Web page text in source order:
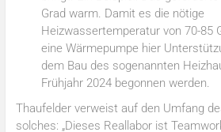
Grad warm. Damit es die nötige
Heizwassertemperatur von 70-85
eine Wärmepumpe hier
dem Bau des sogenannten
Frühjahr 2024 begonnen werden.
Thaufelder verweist auf den Umfang
solches: „Dieses Reallabor ist